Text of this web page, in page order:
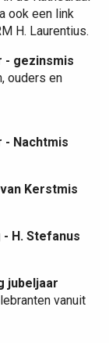
ook een link
H. Laurentius.
- gezinsmis
ouders en
- Nachtmis
Kerstmis
H. Stefanus
jubeljaar
vanuit